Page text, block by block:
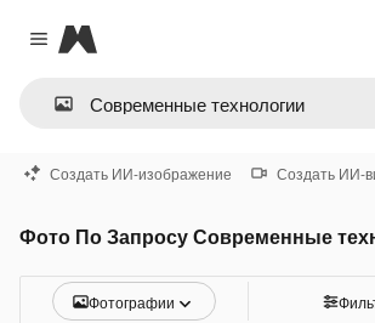
Close menu
Magnific
Создать ИИ-изображение Создать ИИ-
Фотографии